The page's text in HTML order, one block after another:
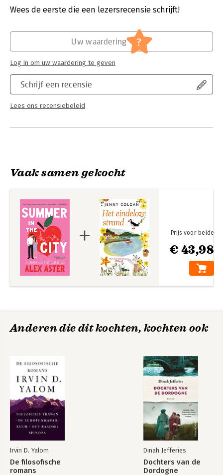
afspraak… Toch?
Hazelwood, auteur van De liefdeshypothese
‘Hotter dan de rest van je TBR-lijstje.’ Cosmo
‘Geloof me, je kunt dit niet wegleggen.’ Marie Lu, #1 New York
Times-bestsellerauteur
Verschijningsdatum:
8-4-2025
Literatuur en romans
Wees de eerste die een lezersrecensie schrijft!
Schrijf een recensie
Lees ons recensiebeleid
Uw waardering ?
Log in om uw waardering te geven
Vaak samen gekocht
€ 43,98
Prijs voor beide
Anderen die dit kochten, kochten ook
Irvin D. Yalom
De filosofische
romans
Dinah Jefferies
Dochters van de
Dordogne